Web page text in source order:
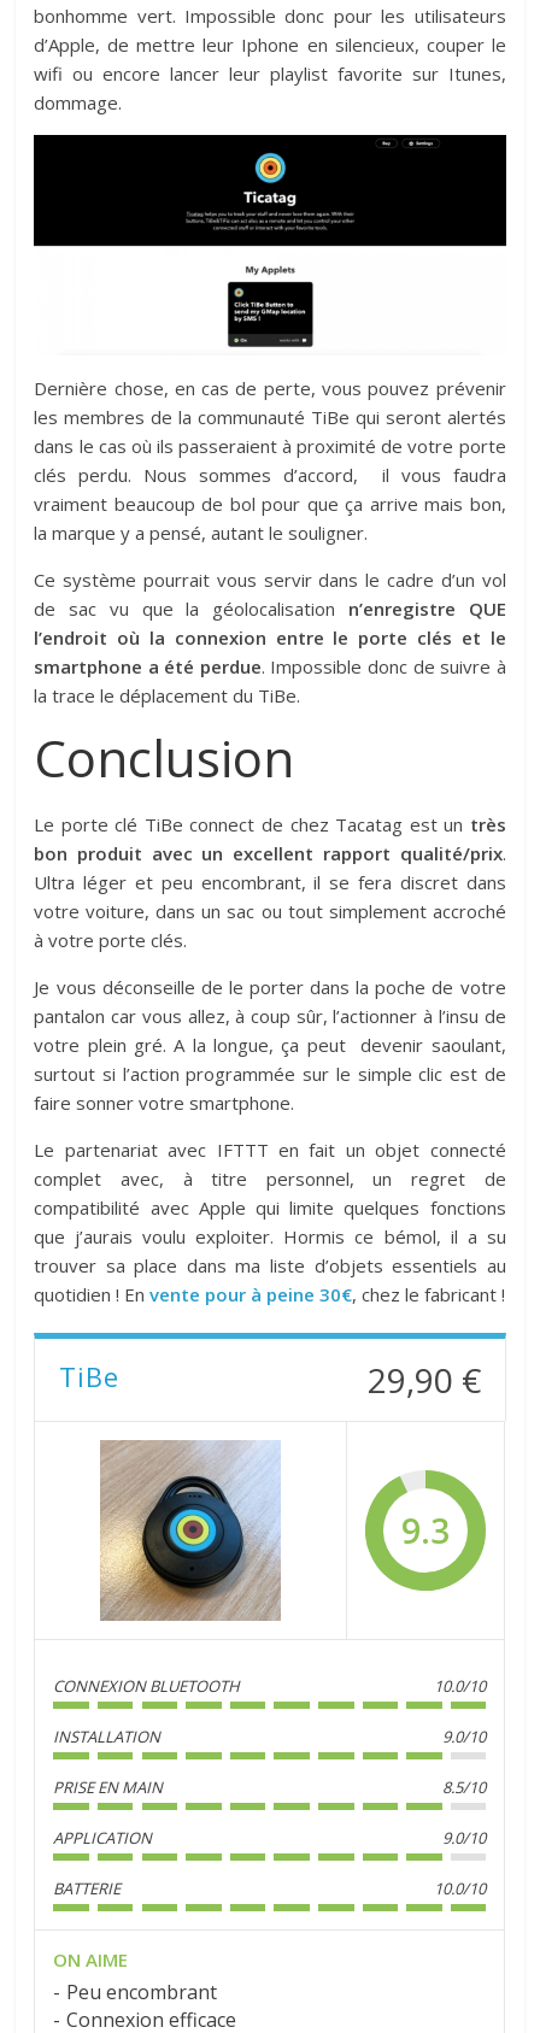
bonhomme vert. Impossible donc pour les utilisateurs
d’Apple, de mettre leur Iphone en silencieux, couper le
wifi ou encore lancer leur playlist favorite sur Itunes,
dommage.
Dernière chose, en cas de perte, vous pouvez prévenir
les membres de la communauté TiBe qui seront alertés
dans le cas où ils passeraient à proximité de votre porte
clés perdu. Nous sommes d’accord, il vous faudra
vraiment beaucoup de bol pour que ça arrive mais bon,
la marque y a pensé, autant le souligner.
Ce système pourrait vous servir dans le cadre d’un vol
de sac vu que la géolocalisation n’enregistre QUE
l’endroit où la connexion entre le porte clés et le
smartphone a été perdue. Impossible donc de suivre à
la trace le déplacement du TiBe.
Conclusion
Le porte clé TiBe connect de chez Tacatag est un très
bon produit avec un excellent rapport qualité/prix.
Ultra léger et peu encombrant, il se fera discret dans
votre voiture, dans un sac ou tout simplement accroché
à votre porte clés.
Je vous déconseille de le porter dans la poche de votre
pantalon car vous allez, à coup sûr, l’actionner à l’insu de
votre plein gré. A la longue, ça peut devenir saoulant,
surtout si l’action programmée sur le simple clic est de
faire sonner votre smartphone.
Le partenariat avec IFTTT en fait un objet connecté
complet avec, à titre personnel, un regret de
compatibilité avec Apple qui limite quelques fonctions
que j’aurais voulu exploiter. Hormis ce bémol, il a su
trouver sa place dans ma liste d’objets essentiels au
quotidien ! Envente pour à peine 30€, chez le fabricant !
TiBe 29,90 €
9.3
CONNEXION BLUETOOTH 10.0/10
INSTALLATION 9.0/10
PRISE EN MAIN 8.5/10
APPLICATION 9.0/10
BATTERIE 10.0/10
ON AIME
Peu encombrant
Connexion efficace